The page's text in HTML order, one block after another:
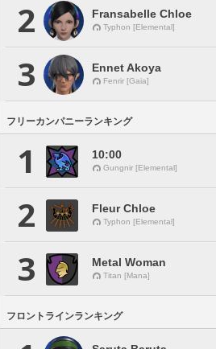
2 Fransabelle Chloe
Typhon [Elemental]
3 Ennet Akoya
Fenrir [Gaia]
フリーカンパニーランキング
1 10:00
Gungnir [Elemental]
2 Fleur Chloe
Typhon [Elemental]
3 Metal Woman
Titan [Mana]
フロントラインランキング